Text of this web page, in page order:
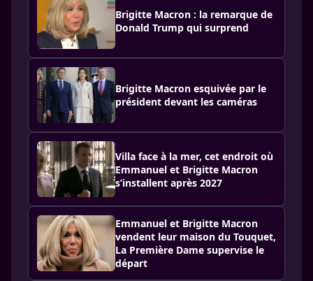
Brigitte Macron : la remarque de
Donald Trump qui surprend
Brigitte Macron esquivée par le
président devant les caméras
Villa face à la mer, cet endroit où
Emmanuel et Brigitte Macron
s’installent après 2027
Emmanuel et Brigitte Macron
vendent leur maison du Touquet,
La Première Dame supervise le
départ